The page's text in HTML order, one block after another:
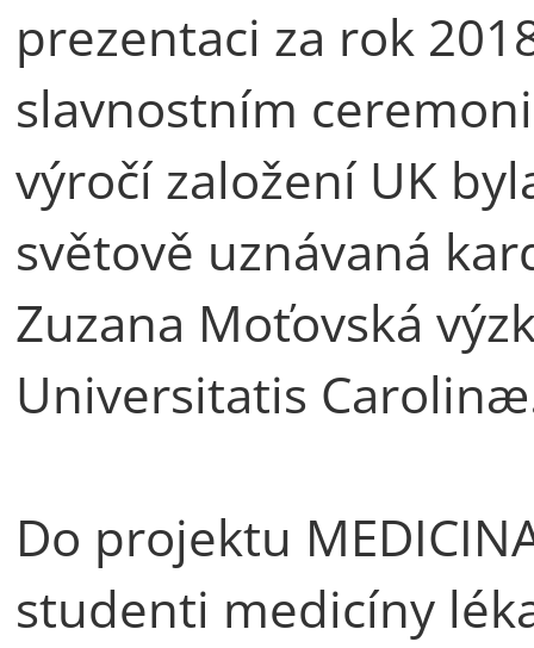
prezentaci za rok
slavnostním
výročí založení UK
světově uznávaná
Zuzana Moťovská
Universitatis
Do projektu
studenti medicíny